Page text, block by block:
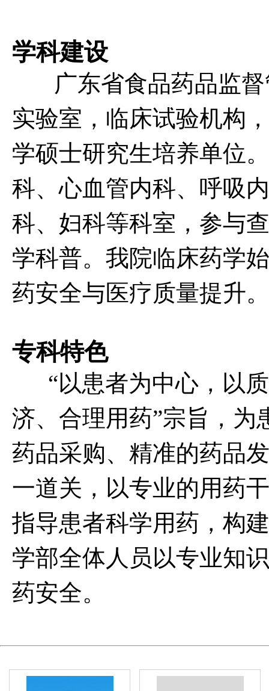
学科建设
广东省食品药品监
实验室，临床试验机构
学硕士研究生培养单位
科、心血管内科、呼吸
科、妇科等科室，参与
学科普。我院临床药学
药安全与医疗质量提升。
专科特色
“以患者为中心，以质
济、合理用药”宗旨，为
药品采购、精准的药品
一道关，以专业的用药
指导患者科学用药，构
学部全体人员以专业知
药安全。